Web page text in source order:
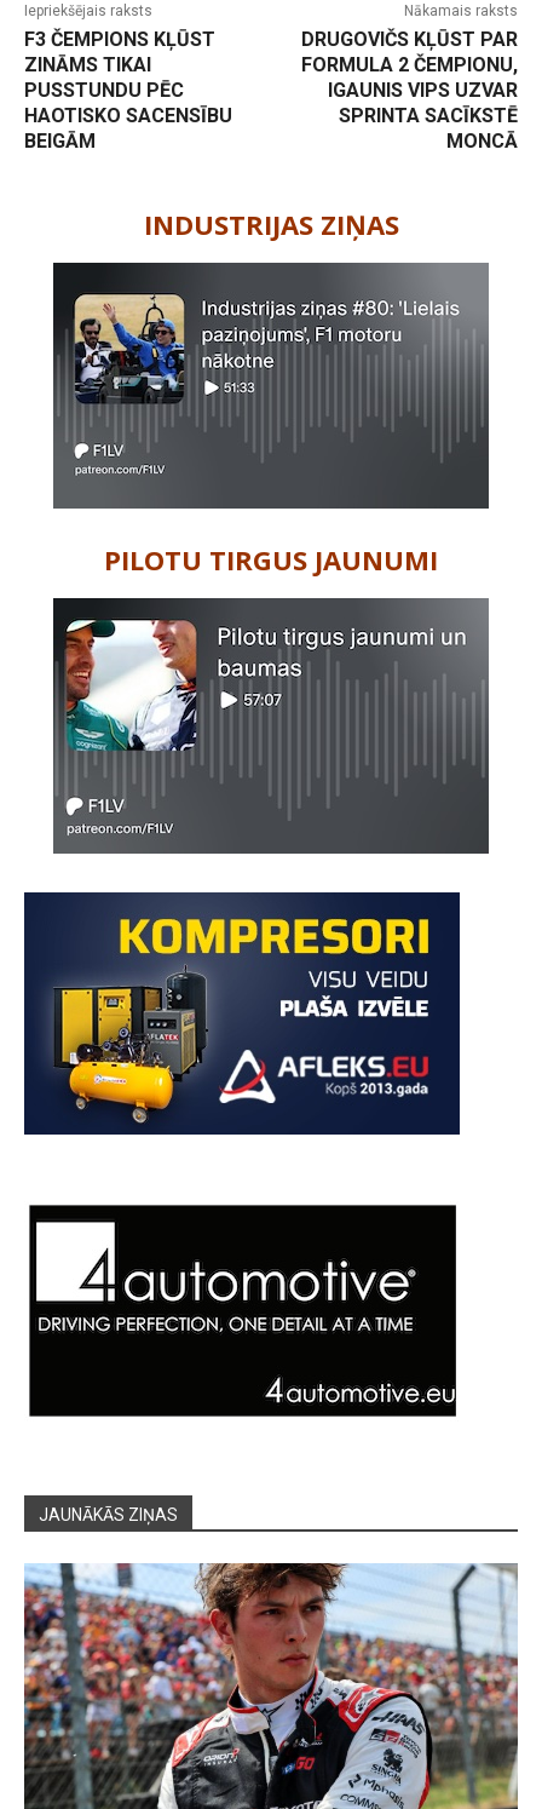
Iepriekšējais raksts
F3 ČEMPIONS KĻŪST
ZINĀMS TIKAI
PUSSTUNDU PĒC
HAOTISKO SACENSĪBU
BEIGĀM
Nākamais raksts
DRUGOVIČS KĻŪST PAR
FORMULA 2 ČEMPIONU,
IGAUNIS VIPS UZVAR
SPRINTA SACĪKSTĒ
MONCĀ
INDUSTRIJAS ZIŅAS
PILOTU TIRGUS JAUNUMI
JAUNĀKĀS ZIŅAS